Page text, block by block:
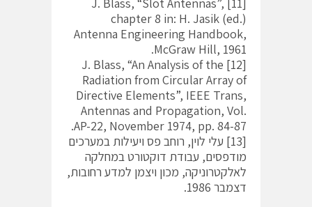
chapter 8 in: H. Jasik (ed.)
Antenna Engineering Handbook,
McGraw Hill, 1961.
[12] J. Blass, “An Analysis of the
Radiation from Circular Array of
Directive Elements”, IEEE Trans,
Antennas and Propagation, Vol.
AP-22, November 1974, pp. 84-87.
[13] עלי לוין, רוחב פס ויעילות במערכים
מודפסים, עבודת דוקטורט במחלקה
לאלקטרוניקה, מכון ויצמן למדע רחובות,
דצמבר 1986.